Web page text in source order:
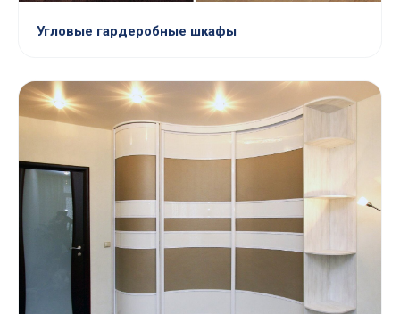
Угловые гардеробные шкафы